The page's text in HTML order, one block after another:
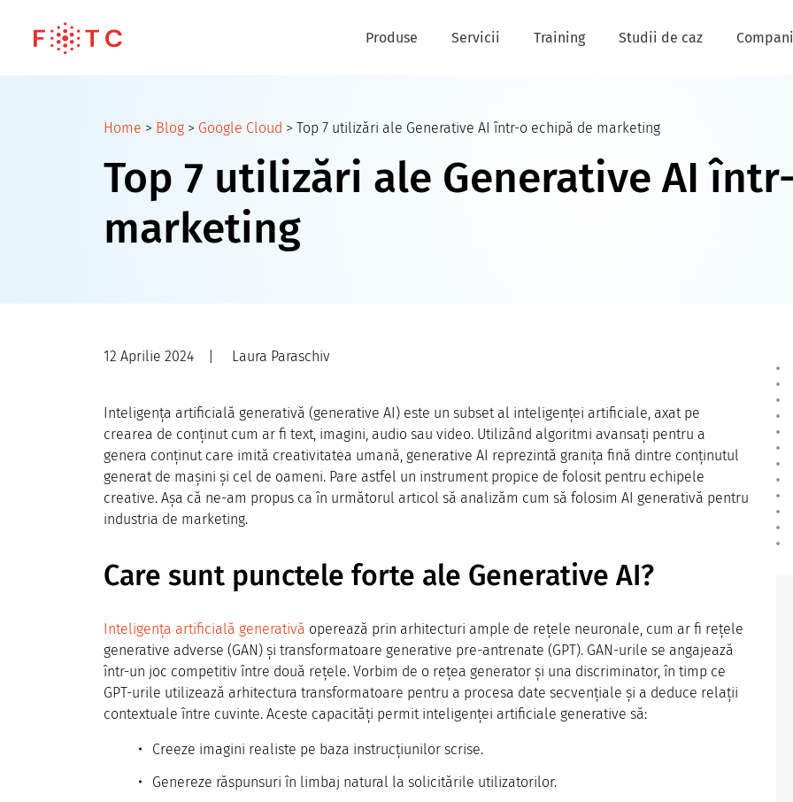
Produse Servicii Training Studii de caz
Home > Blog > Google Cloud > Top 7 utilizări ale Generative AI într-o echipă de marketing
Top 7 utilizări ale Generative AI
marketing
12 Aprilie 2024 Laura Paraschiv
Inteligența artificială generativă (generative AI) este un subset al inteligenței artificiale, axat pe
crearea de conținut cum ar fi text, imagini, audio sau video. Utilizând algoritmi avansați pentru a
genera conținut care imită creativitatea umană, generative AI reprezintă granița fină dintre conținutul
generat de mașini și cel de oameni. Pare astfel un instrument propice de folosit pentru echipele
creative. Așa că ne-am propus ca în următorul articol să analizăm cum să folosim AI generativă pentru
industria de marketing.
Care sunt punctele forte ale Generative AI?
Inteligența artificială generativă operează prin arhitecturi ample de rețele neuronale, cum ar fi rețele
generative adverse (GAN) și transformatoare generative pre-antrenate (GPT). GAN-urile se angajează
într-un joc competitiv între două rețele. Vorbim de o rețea generator și una discriminator, în timp ce
GPT-urile utilizează arhitectura transformatoare pentru a procesa date secvențiale și a deduce relații
contextuale între cuvinte. Aceste capacități permit inteligenței artificiale generative să:
Creeze imagini realiste pe baza instrucțiunilor scrise.
Genereze răspunsuri în limbaj natural la solicitările utilizatorilor.